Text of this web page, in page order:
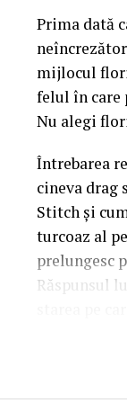
Prima dată
mijlocul
felul în care
Nu alegi
Întrebarea
cineva drag
Stitch și
turcoaz al
prelungesc
Răspunsul
De ce